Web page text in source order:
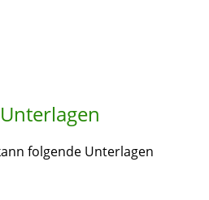
folgende Unterlagen